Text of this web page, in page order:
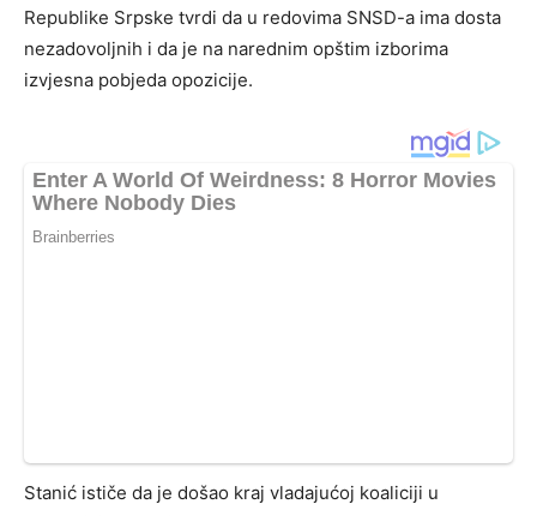
Republike Srpske tvrdi da u redovima SNSD-a ima dosta
nezadovoljnih i da je na narednim opštim izborima
izvjesna pobjeda opozicije.
Stanić ističe da je došao kraj vladajućoj koaliciji u